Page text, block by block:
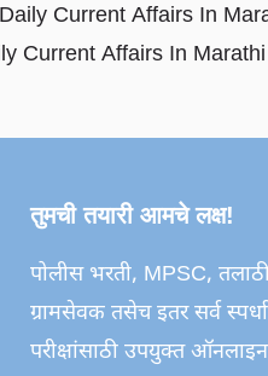
Current Affairs In
Current Affairs In
तुमची तयारी आमचे लक्ष!
पोलीस भरती, MPSC,
ग्रामसेवक तसेच इतर सर्व स्पर्धा
परीक्षांसाठी उपयुक्त